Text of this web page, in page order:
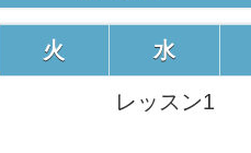
火 水
レッスン1